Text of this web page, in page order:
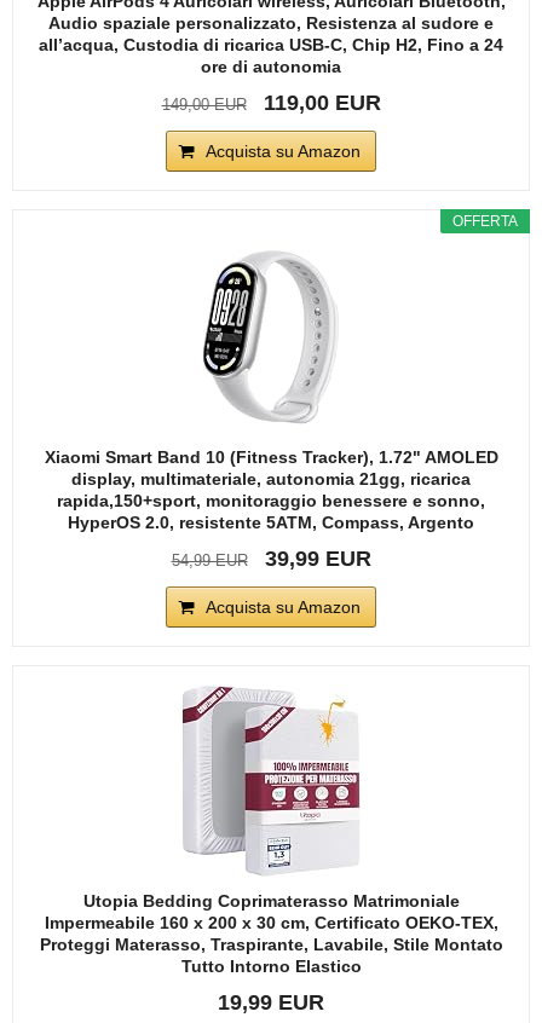
Audio spaziale personalizzato, Resistenza al sudore e
all’acqua, Custodia di ricarica USB-C, Chip H2, Fino a 24
ore di autonomia
149,00 EUR 119,00 EUR
Acquista su Amazon
OFFERTA
Xiaomi Smart Band 10 (Fitness Tracker), 1.72" AMOLED
display, multimateriale, autonomia 21gg, ricarica
rapida,150+sport, monitoraggio benessere e sonno,
HyperOS 2.0, resistente 5ATM, Compass, Argento
54,99 EUR 39,99 EUR
Acquista su Amazon
Utopia Bedding Coprimaterasso Matrimoniale
Impermeabile 160 x 200 x 30 cm, Certificato OEKO-TEX,
Proteggi Materasso, Traspirante, Lavabile, Stile Montato
Tutto Intorno Elastico
19,99 EUR